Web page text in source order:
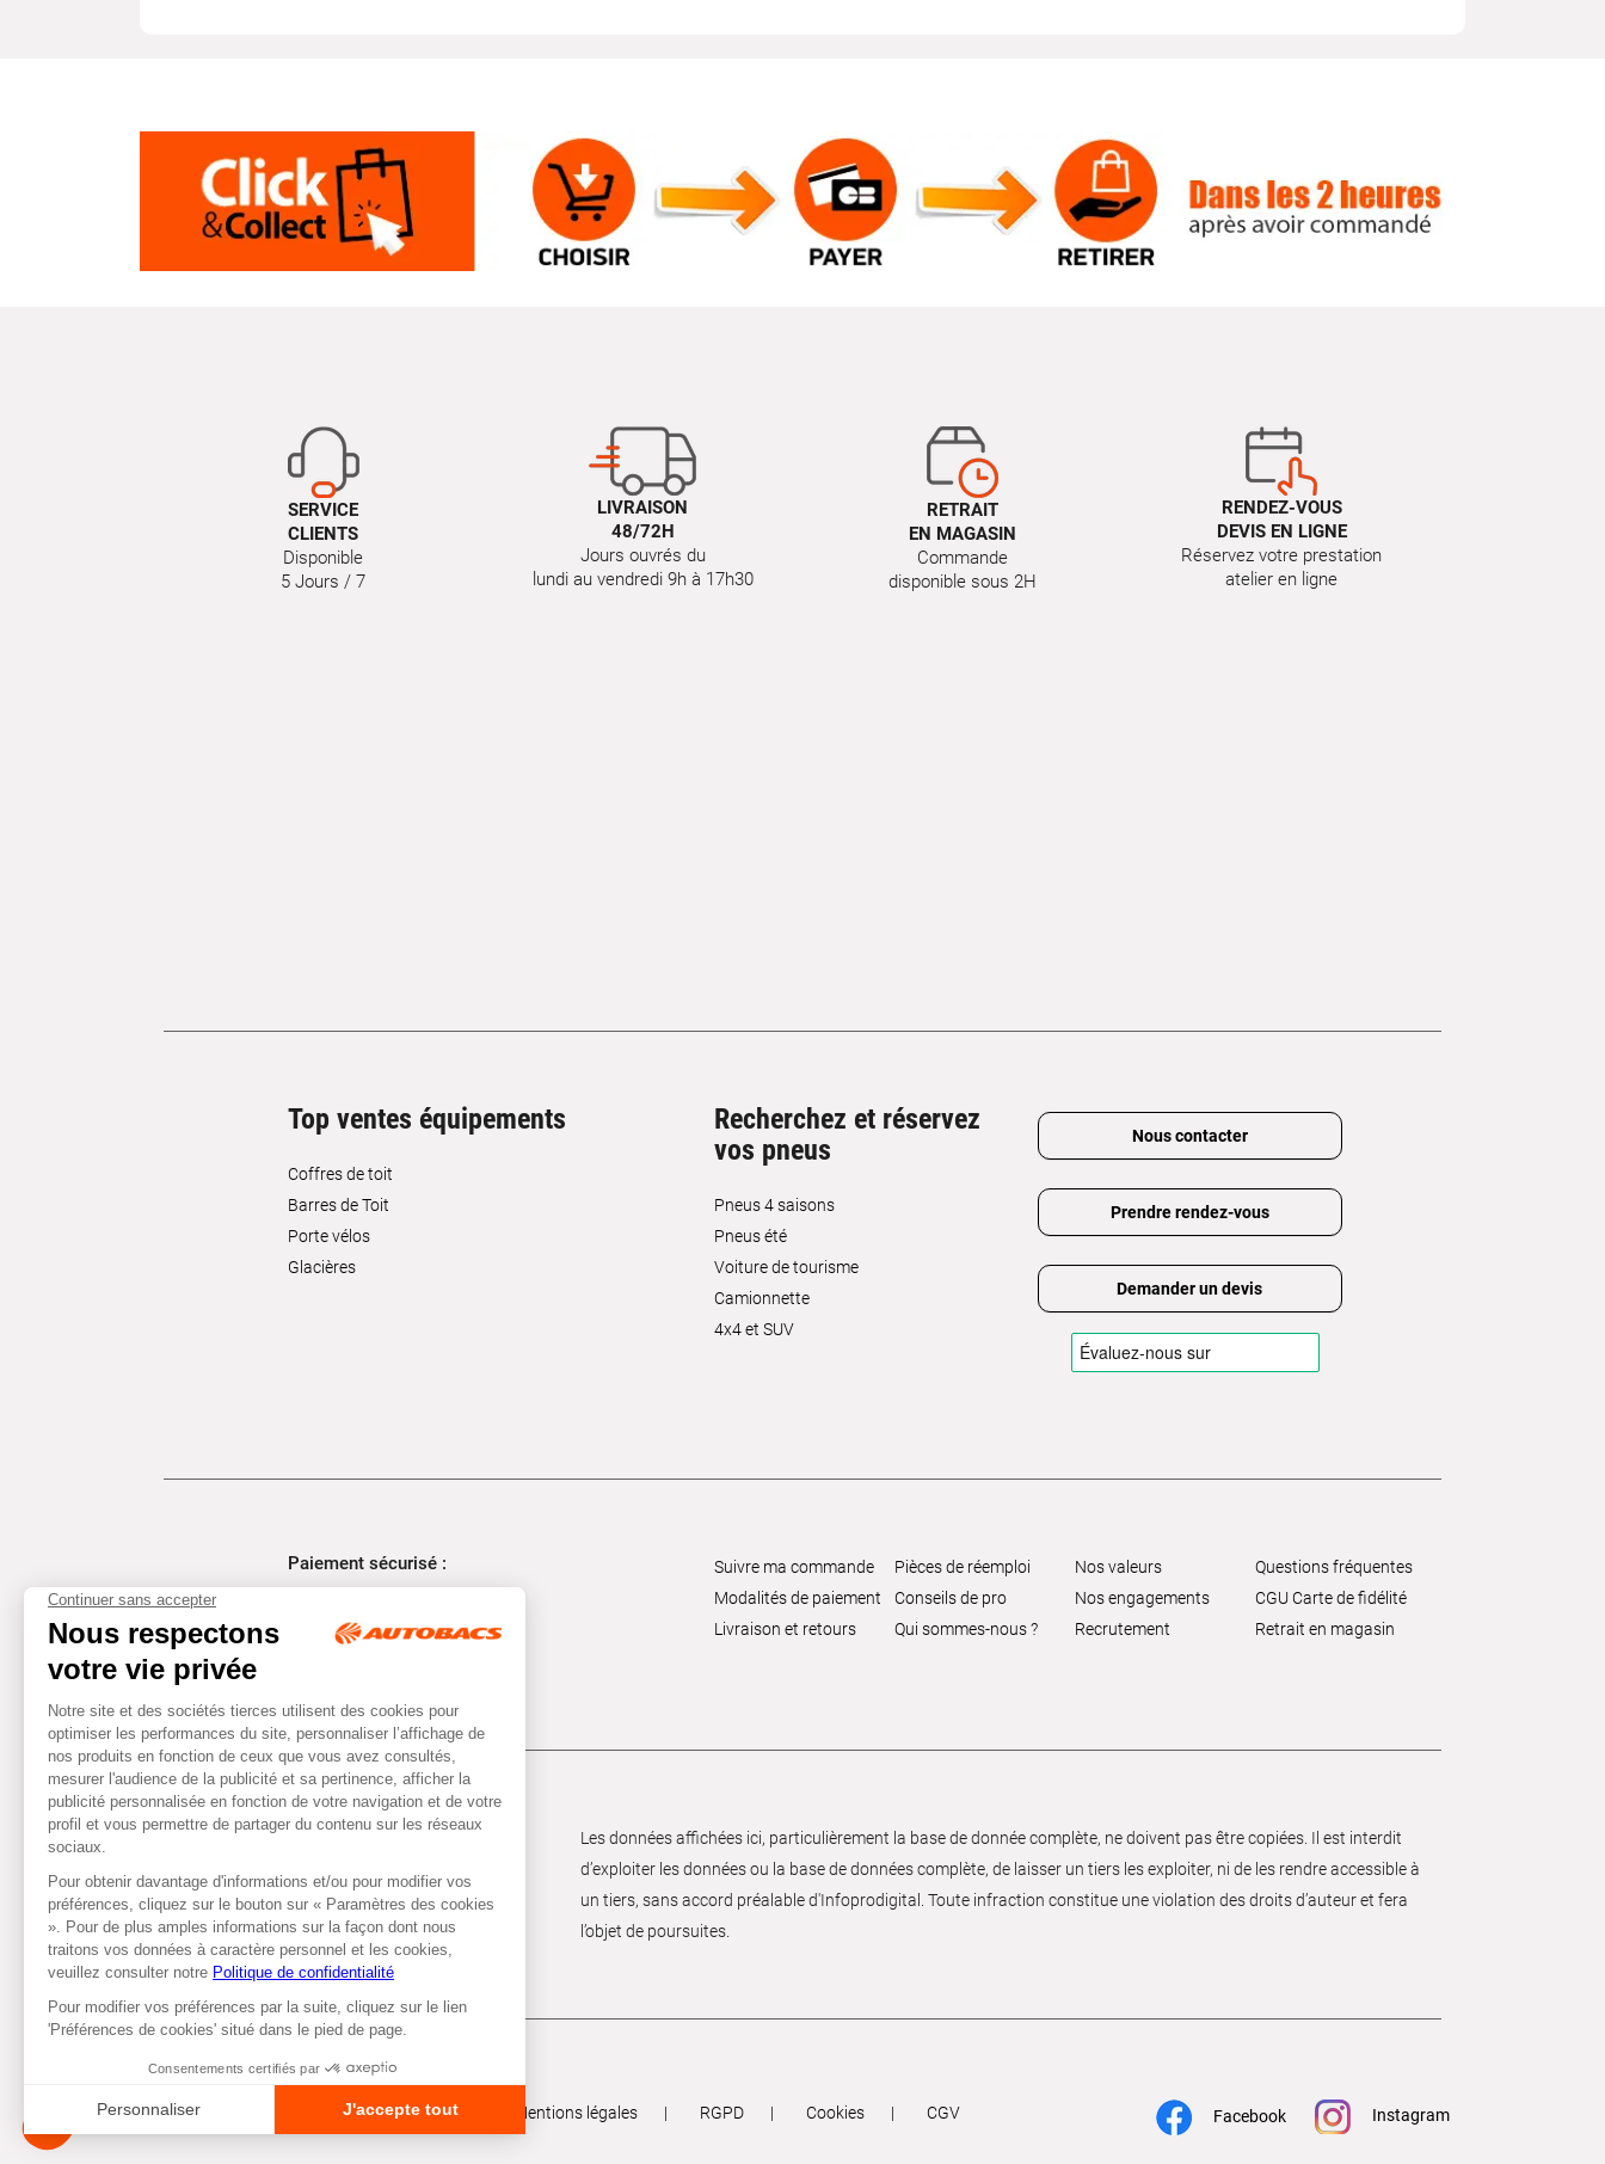
SERVICE
CLIENTS
Disponible
5 Jours / 7
LIVRAISON
48/72H
Jours ouvrés du
lundi au vendredi 9h à 17h30
RETRAIT
EN MAGASIN
Commande
disponible sous 2H
RENDEZ-VOUS
DEVIS EN LIGNE
Réservez votre prestation
atelier en ligne
Top ventes équipements
Coffres de toit
Barres de Toit
Porte vélos
Glacières
Recherchez et réservez
vos pneus
Pneus 4 saisons
Pneus été
Voiture de tourisme
Camionnette
4x4 et SUV
Nous contacter
Prendre rendez-vous
Demander un devis
Paiement sécurisé :
Suivre ma commande
Modalités de paiement
Livraison et retours
Pièces de réemploi
Conseils de pro
Qui sommes-nous ?
Nos valeurs
Nos engagements
Recrutement
Questions fréquentes
CGU Carte de fidélité
Retrait en magasin
Les données affichées ici, particulièrement la base de donnée complète, ne doivent pas être copiées. Il est interdit
d’exploiter les données ou la base de données complète, de laisser un tiers les exploiter, ni de les rendre accessible à
un tiers, sans accord préalable d'Infoprodigital. Toute infraction constitue une violation des droits d’auteur et fera
l’objet de poursuites.
Tous droits réservés © Autobacs Mentions légales RGPD Cookies CGV Facebook Instagram